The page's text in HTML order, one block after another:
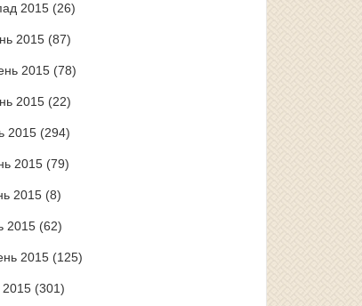
2015(26)
2015(87)
2015(78)
2015(22)
2015(294)
2015(79)
2015(8)
2015(62)
2015(125)
(301)